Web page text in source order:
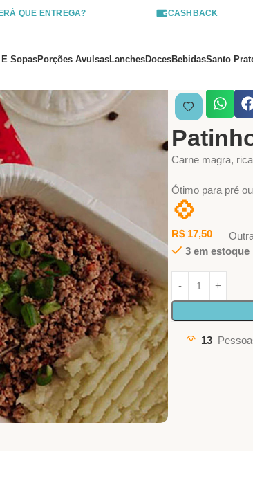
QUE ENTREGA? CASHBACK
SopasPorções AvulsasLanchesDocesBebidasSanto
Carne magra,
Ótimo para pré
💠
R$ 17,50
3 em estoque
13